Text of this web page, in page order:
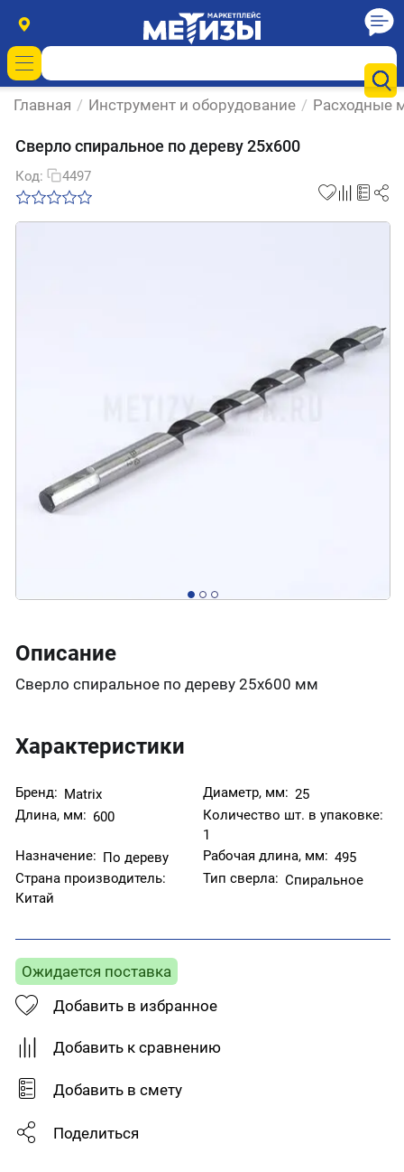
Главная / Инструмент и оборудование / Расходные
Сверло спиральное по дереву 25х600
Код: 4497
Описание
Сверло спиральное по дереву 25х600 мм
Характеристики
Бренд: Matrix Диаметр, мм: 25
Длина, мм: 600
Количество шт. в упаковке:
1
Назначение: По дереву Рабочая длина, мм: 495
Страна производитель:
Китай
Тип сверла: Спиральное
Ожидается поставка
Добавить в избранное
Добавить к сравнению
Добавить в смету
Поделиться